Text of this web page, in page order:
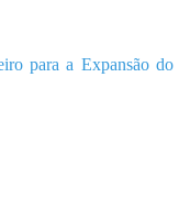
para a Expansão do